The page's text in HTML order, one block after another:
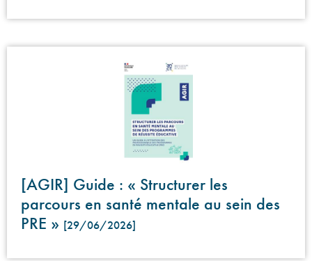
[AGIR] Guide : « Structurer les
parcours en santé mentale au sein des
PRE » [29/06/2026]